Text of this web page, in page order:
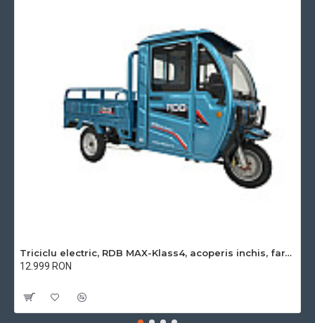
Triciclu electric, RDB MAX-Klass4, acoperis inchis, fara permis, 72V 32Ah, 4000W, 25km/h
12.999 RON